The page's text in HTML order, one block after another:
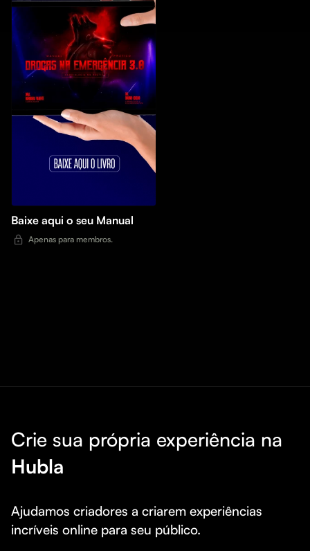
Baixe aqui o seu Manual
Apenas para membros.
Crie sua própria experiência na
Hubla
Ajudamos criadores a criarem experiências
incríveis online para seu público.